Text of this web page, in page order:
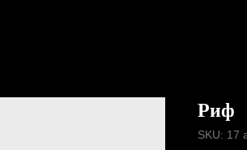
Риф
SKU: 17